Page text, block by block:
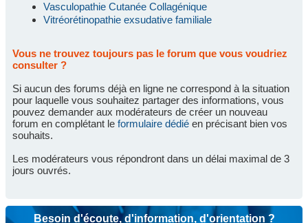
Vasculopathie Cutanée Collagénique
Vitréorétinopathie exsudative familiale
Vous ne trouvez toujours pas le forum que vous voudriez
consulter ?
Si aucun des forums déjà en ligne ne correspond à la situation
pour laquelle vous souhaitez partager des informations, vous
pouvez demander aux modérateurs de créer un nouveau
forum en complétant le formulaire dédié en précisant bien vos
souhaits.
Les modérateurs vous répondront dans un délai maximal de 3
jours ouvrés.
Besoin d'écoute, d'information, d'orientation ?